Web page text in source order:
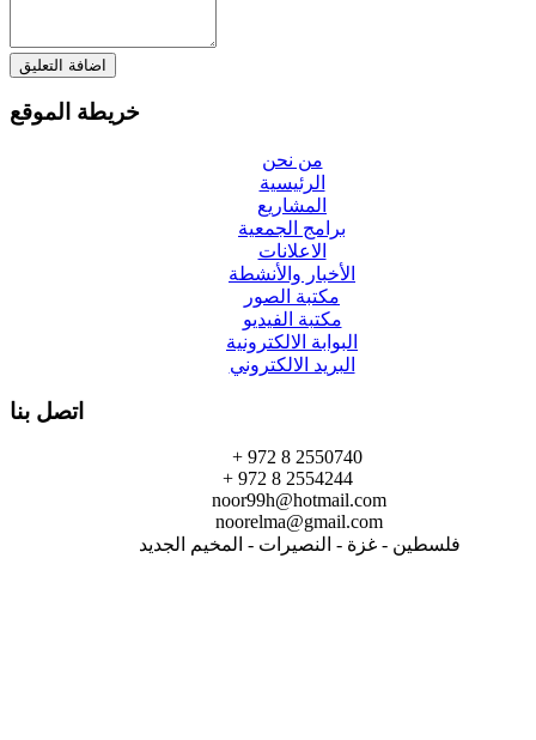
اضافة التعليق
خريطة الموقع
من نحن
الرئيسية
المشاريع
برامج الجمعية
الاعلانات
الأخبار والأنشطة
مكتبة الصور
مكتبة الفيديو
البوابة الالكترونية
البريد الالكتروني
اتصل بنا
+ 972 8 2550740
+ 972 8 2554244
noor99h@hotmail.com
noorelma@gmail.com
فلسطين - غزة - النصيرات - المخيم الجديد